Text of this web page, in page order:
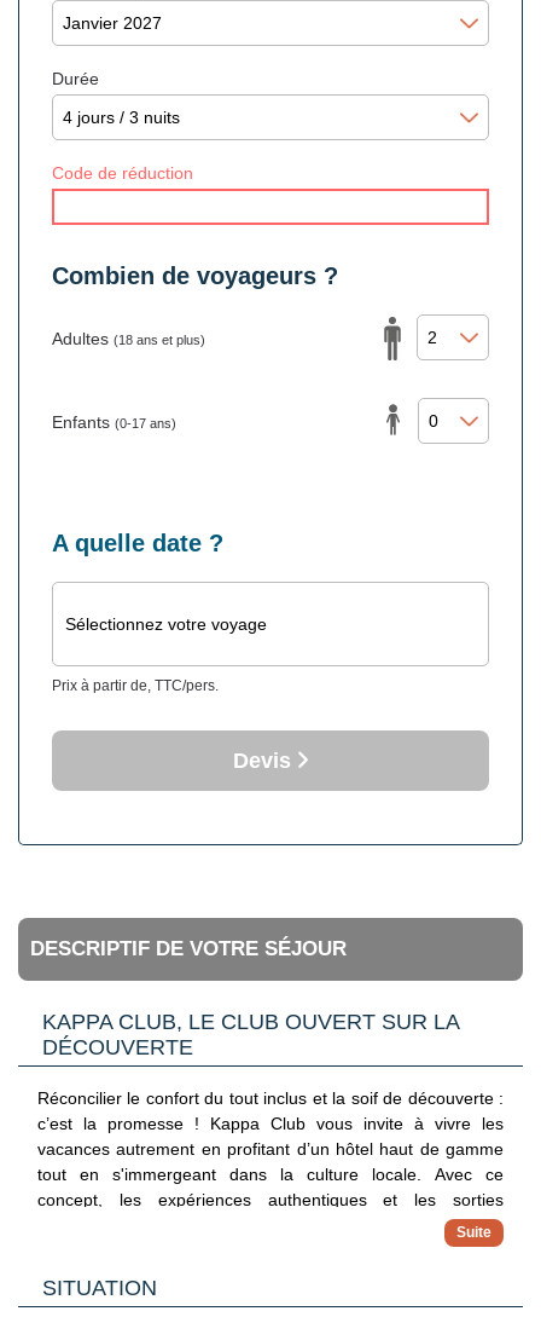
Durée
Code de réduction
Combien de voyageurs ?
Adultes (18 ans et plus)
Enfants (0-17 ans)
A quelle date ?
Sélectionnez votre voyage
Prix à partir de, TTC/pers.
Devis
DESCRIPTIF DE VOTRE SÉJOUR
KAPPA CLUB, LE CLUB OUVERT SUR LA
DÉCOUVERTE
Réconcilier le confort du tout inclus et la soif de découverte :
c’est la promesse ! Kappa Club vous invite à vivre les
vacances autrement en profitant d’un hôtel haut de gamme
tout en s'immergeant dans la culture locale. Avec ce
concept, les expériences authentiques et les sorties
exclusives sont déjà incluses pour explorer sereinement la
Séjournez dans des adresses haut de gamme sélectionnées
SITUATION